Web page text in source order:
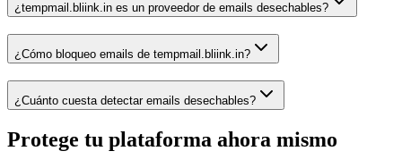
¿tempmail.bliink.in es un proveedor de emails desechables?
¿Cómo bloqueo emails de tempmail.bliink.in?
¿Cuánto cuesta detectar emails desechables?
Protege tu plataforma ahora mismo